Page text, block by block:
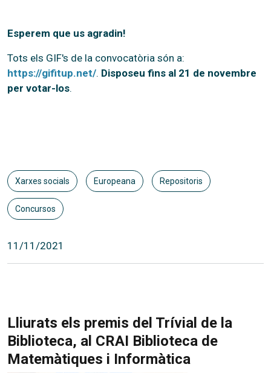
Esperem que us agradin!
Tots els GIF's de la convocatòria són a:
https://gifitup.net/. Disposeu fins al 21 de novembre
per votar-los.
Xarxes socials Europeana Repositoris
Concursos
11/11/2021
Lliurats els premis del Trívial de la
Biblioteca, al CRAI Biblioteca de
Matemàtiques i Informàtica